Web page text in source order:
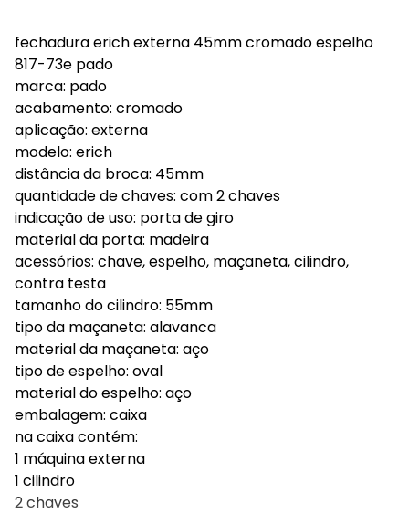
fechadura erich externa 45mm cromado espelho
817-73e pado
marca: pado
acabamento: cromado
aplicação: externa
modelo: erich
distância da broca: 45mm
quantidade de chaves: com 2 chaves
indicação de uso: porta de giro
material da porta: madeira
acessórios: chave, espelho, maçaneta, cilindro,
contra testa
tamanho do cilindro: 55mm
tipo da maçaneta: alavanca
material da maçaneta: aço
tipo de espelho: oval
material do espelho: aço
embalagem: caixa
na caixa contém:
1 máquina externa
1 cilindro
2 chaves